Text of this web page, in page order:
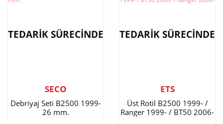
TEDARİK SÜRECİNDE
SECO
Debriyaj Seti B2500 1999-
26 mm.
TEDARİK SÜRECİNDE
ETS
Üst Rotil B2500 1999- /
Ranger 1999- / BT50 2006-